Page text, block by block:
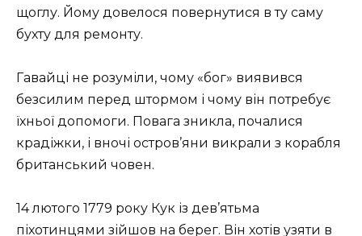
щоглу. Йому довелося повернутися в ту саму
бухту для ремонту.
Гавайці не розуміли, чому «бог» виявився
безсилим перед штормом і чому він потребує
їхньої допомоги. Повага зникла, почалися
крадіжки, і вночі остров’яни викрали з корабля
британський човен.
14 лютого 1779 року Кук із дев’ятьма
піхотинцями зійшов на берег. Він хотів узяти в